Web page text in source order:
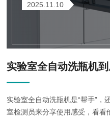
2025.11.10
实验室全自动洗瓶机
实验室全自动洗瓶机是“帮手”，
室检测员来分享使用感受，看